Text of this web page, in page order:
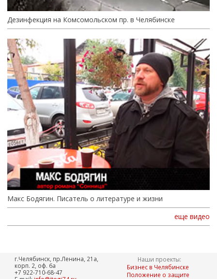
Дезинфекция на Комсомольском пр. в Челябинске
Макс Бодягин. Писатель о литературе и жизни
еще видео
г.Челябинск, пр.Ленина, 21а,
корп. 2, оф. 6а
+7 922-710-68-47
Наши проекты:
Бизнес в Челябинске
Положение о защите